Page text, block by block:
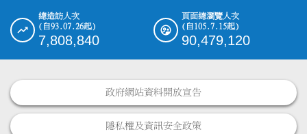
總造訪人次
(自93.07.26起)
7,808,840
頁面總瀏覽人次
(自105.7.15起)
90,479,120
政府網站資料開放宣告
隱私權及資訊安全政策